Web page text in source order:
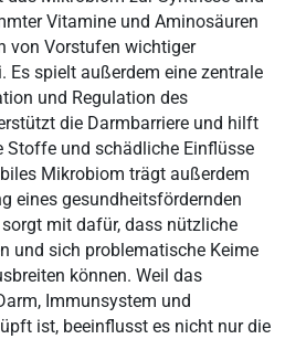
Vitamine und Aminosäuren
von Vorstufen wichtiger
Es spielt außerdem eine zentrale
und Regulation des
die Darmbarriere und hilft
Stoffe und schädliche Einflüsse
Mikrobiom trägt außerdem
eines gesundheitsfördernden
mit dafür, dass nützliche
und sich problematische Keime
können. Weil das
Immunsystem und
ist, beeinflusst es nicht nur die